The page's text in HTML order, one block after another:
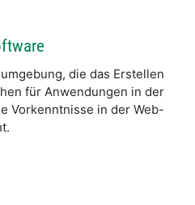
die das Erstellen
für Anwendungen in der
Vorkenntnisse in der Web-